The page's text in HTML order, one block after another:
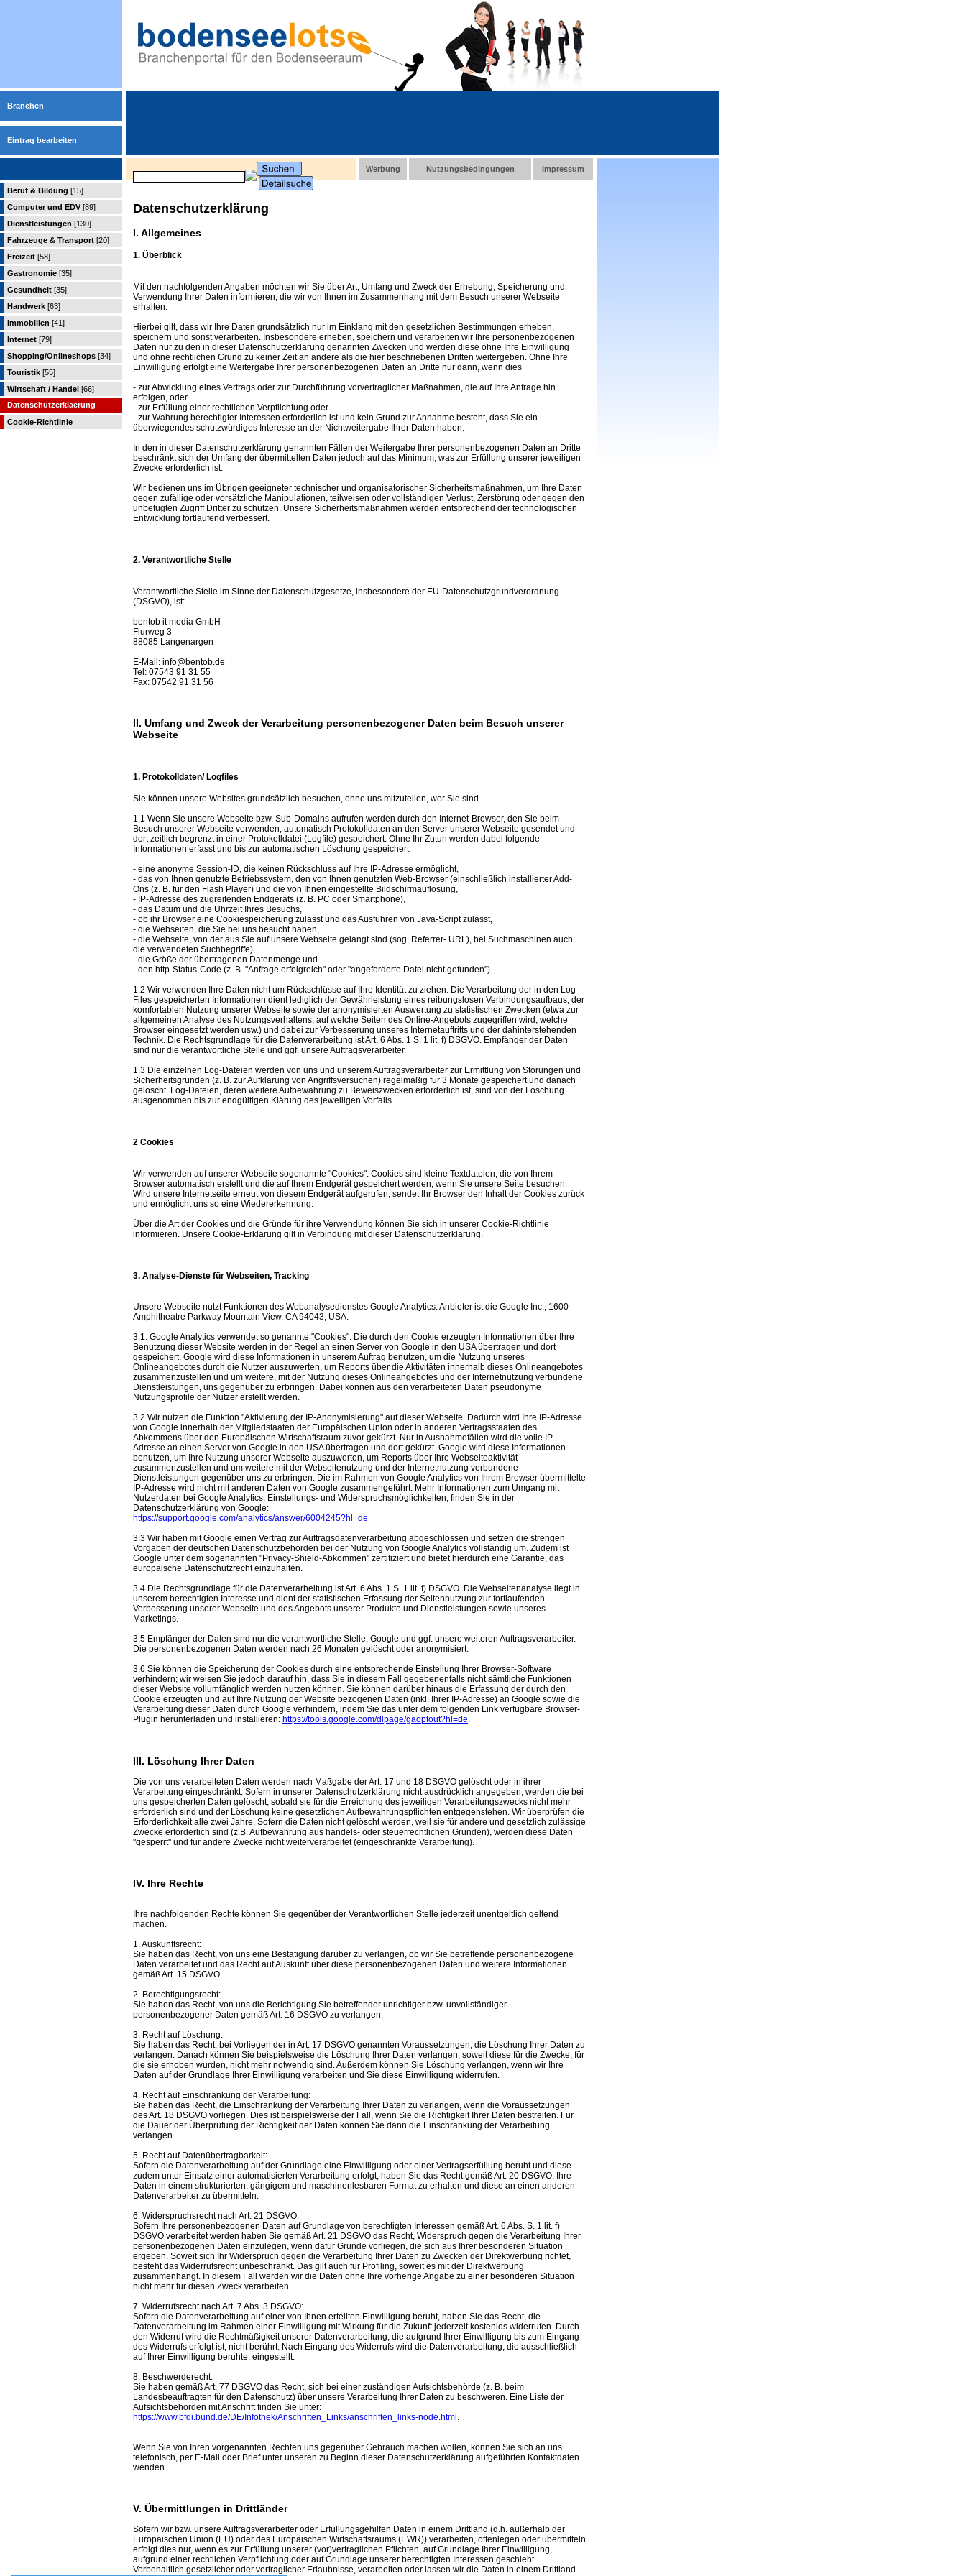
Branchen
Eintrag bearbeiten
Werbung Nutzungsbedingungen Impressum
Beruf & Bildung [15]
Computer und EDV [89]
Dienstleistungen [130]
Fahrzeuge & Transport [20]
Freizeit [58]
Gastronomie [35]
Gesundheit [35]
Handwerk [63]
Immobilien [41]
Internet [79]
Shopping/Onlineshops [34]
Touristik [55]
Wirtschaft / Handel [66]
Datenschutzerklaerung
Cookie-Richtlinie
Datenschutzerklärung
I. Allgemeines
1. Überblick
Mit den nachfolgenden Angaben möchten wir Sie über Art, Umfang und Zweck der Erhebung, Speicherung und
Verwendung Ihrer Daten informieren, die wir von Ihnen im Zusammenhang mit dem Besuch unserer Webseite
erhalten.
Hierbei gilt, dass wir Ihre Daten grundsätzlich nur im Einklang mit den gesetzlichen Bestimmungen erheben,
speichern und sonst verarbeiten. Insbesondere erheben, speichern und verarbeiten wir Ihre personenbezogenen
Daten nur zu den in dieser Datenschutzerklärung genannten Zwecken und werden diese ohne Ihre Einwilligung
und ohne rechtlichen Grund zu keiner Zeit an andere als die hier beschriebenen Dritten weitergeben. Ohne Ihre
Einwilligung erfolgt eine Weitergabe Ihrer personenbezogenen Daten an Dritte nur dann, wenn dies
- zur Abwicklung eines Vertrags oder zur Durchführung vorvertraglicher Maßnahmen, die auf Ihre Anfrage hin
erfolgen, oder
- zur Erfüllung einer rechtlichen Verpflichtung oder
- zur Wahrung berechtigter Interessen erforderlich ist und kein Grund zur Annahme besteht, dass Sie ein
überwiegendes schutzwürdiges Interesse an der Nichtweitergabe Ihrer Daten haben.
In den in dieser Datenschutzerklärung genannten Fällen der Weitergabe Ihrer personenbezogenen Daten an Dritte
beschränkt sich der Umfang der übermittelten Daten jedoch auf das Minimum, was zur Erfüllung unserer jeweiligen
Zwecke erforderlich ist.
Wir bedienen uns im Übrigen geeigneter technischer und organisatorischer Sicherheitsmaßnahmen, um Ihre Daten
gegen zufällige oder vorsätzliche Manipulationen, teilweisen oder vollständigen Verlust, Zerstörung oder gegen den
unbefugten Zugriff Dritter zu schützen. Unsere Sicherheitsmaßnahmen werden entsprechend der technologischen
Entwicklung fortlaufend verbessert.
2. Verantwortliche Stelle
Verantwortliche Stelle im Sinne der Datenschutzgesetze, insbesondere der EU-Datenschutzgrundverordnung
(DSGVO), ist:
bentob it media GmbH
Flurweg 3
88085 Langenargen
E-Mail: info@bentob.de
Tel: 07543 91 31 55
Fax: 07542 91 31 56
II. Umfang und Zweck der Verarbeitung personenbezogener Daten beim Besuch unserer
Webseite
1. Protokolldaten/ Logfiles
Sie können unsere Websites grundsätzlich besuchen, ohne uns mitzuteilen, wer Sie sind.
1.1 Wenn Sie unsere Webseite bzw. Sub-Domains aufrufen werden durch den Internet-Browser, den Sie beim
Besuch unserer Webseite verwenden, automatisch Protokolldaten an den Server unserer Webseite gesendet und
dort zeitlich begrenzt in einer Protokolldatei (Logfile) gespeichert. Ohne Ihr Zutun werden dabei folgende
Informationen erfasst und bis zur automatischen Löschung gespeichert:
- eine anonyme Session-ID, die keinen Rückschluss auf Ihre IP-Adresse ermöglicht,
- das von Ihnen genutzte Betriebssystem, den von Ihnen genutzten Web-Browser (einschließlich installierter Add-
Ons (z. B. für den Flash Player) und die von Ihnen eingestellte Bildschirmauflösung,
- IP-Adresse des zugreifenden Endgeräts (z. B. PC oder Smartphone),
- das Datum und die Uhrzeit Ihres Besuchs,
- ob ihr Browser eine Cookiespeicherung zulässt und das Ausführen von Java-Script zulässt,
- die Webseiten, die Sie bei uns besucht haben,
- die Webseite, von der aus Sie auf unsere Webseite gelangt sind (sog. Referrer- URL), bei Suchmaschinen auch
die verwendeten Suchbegriffe),
- die Größe der übertragenen Datenmenge und
- den http-Status-Code (z. B. "Anfrage erfolgreich" oder "angeforderte Datei nicht gefunden").
1.2 Wir verwenden Ihre Daten nicht um Rückschlüsse auf Ihre Identität zu ziehen. Die Verarbeitung der in den Log-
Files gespeicherten Informationen dient lediglich der Gewährleistung eines reibungslosen Verbindungsaufbaus, der
komfortablen Nutzung unserer Webseite sowie der anonymisierten Auswertung zu statistischen Zwecken (etwa zur
allgemeinen Analyse des Nutzungsverhaltens, auf welche Seiten des Online-Angebots zugegriffen wird, welche
Browser eingesetzt werden usw.) und dabei zur Verbesserung unseres Internetauftritts und der dahinterstehenden
Technik. Die Rechtsgrundlage für die Datenverarbeitung ist Art. 6 Abs. 1 S. 1 lit. f) DSGVO. Empfänger der Daten
sind nur die verantwortliche Stelle und ggf. unsere Auftragsverarbeiter.
1.3 Die einzelnen Log-Dateien werden von uns und unserem Auftragsverarbeiter zur Ermittlung von Störungen und
Sicherheitsgründen (z. B. zur Aufklärung von Angriffsversuchen) regelmäßig für 3 Monate gespeichert und danach
gelöscht. Log-Dateien, deren weitere Aufbewahrung zu Beweiszwecken erforderlich ist, sind von der Löschung
ausgenommen bis zur endgültigen Klärung des jeweiligen Vorfalls.
2 Cookies
Wir verwenden auf unserer Webseite sogenannte "Cookies". Cookies sind kleine Textdateien, die von Ihrem
Browser automatisch erstellt und die auf Ihrem Endgerät gespeichert werden, wenn Sie unsere Seite besuchen.
Wird unsere Internetseite erneut von diesem Endgerät aufgerufen, sendet Ihr Browser den Inhalt der Cookies zurück
und ermöglicht uns so eine Wiedererkennung.
Über die Art der Cookies und die Gründe für ihre Verwendung können Sie sich in unserer Cookie-Richtlinie
informieren. Unsere Cookie-Erklärung gilt in Verbindung mit dieser Datenschutzerklärung.
3. Analyse-Dienste für Webseiten, Tracking
Unsere Webseite nutzt Funktionen des Webanalysedienstes Google Analytics. Anbieter ist die Google Inc., 1600
Amphitheatre Parkway Mountain View, CA 94043, USA.
3.1. Google Analytics verwendet so genannte "Cookies". Die durch den Cookie erzeugten Informationen über Ihre
Benutzung dieser Website werden in der Regel an einen Server von Google in den USA übertragen und dort
gespeichert. Google wird diese Informationen in unserem Auftrag benutzen, um die Nutzung unseres
Onlineangebotes durch die Nutzer auszuwerten, um Reports über die Aktivitäten innerhalb dieses Onlineangebotes
zusammenzustellen und um weitere, mit der Nutzung dieses Onlineangebotes und der Internetnutzung verbundene
Dienstleistungen, uns gegenüber zu erbringen. Dabei können aus den verarbeiteten Daten pseudonyme
Nutzungsprofile der Nutzer erstellt werden.
3.2 Wir nutzen die Funktion "Aktivierung der IP-Anonymisierung" auf dieser Webseite. Dadurch wird Ihre IP-Adresse
von Google innerhalb der Mitgliedstaaten der Europäischen Union oder in anderen Vertragsstaaten des
Abkommens über den Europäischen Wirtschaftsraum zuvor gekürzt. Nur in Ausnahmefällen wird die volle IP-
Adresse an einen Server von Google in den USA übertragen und dort gekürzt. Google wird diese Informationen
benutzen, um Ihre Nutzung unserer Webseite auszuwerten, um Reports über Ihre Webseiteaktivität
zusammenzustellen und um weitere mit der Webseitenutzung und der Internetnutzung verbundene
Dienstleistungen gegenüber uns zu erbringen. Die im Rahmen von Google Analytics von Ihrem Browser übermittelte
IP-Adresse wird nicht mit anderen Daten von Google zusammengeführt. Mehr Informationen zum Umgang mit
Nutzerdaten bei Google Analytics, Einstellungs- und Widerspruchsmöglichkeiten, finden Sie in der
Datenschutzerklärung von Google:
https://support.google.com/analytics/answer/6004245?hl=de
3.3 Wir haben mit Google einen Vertrag zur Auftragsdatenverarbeitung abgeschlossen und setzen die strengen
Vorgaben der deutschen Datenschutzbehörden bei der Nutzung von Google Analytics vollständig um. Zudem ist
Google unter dem sogenannten "Privacy-Shield-Abkommen" zertifiziert und bietet hierdurch eine Garantie, das
europäische Datenschutzrecht einzuhalten.
3.4 Die Rechtsgrundlage für die Datenverarbeitung ist Art. 6 Abs. 1 S. 1 lit. f) DSGVO. Die Webseitenanalyse liegt in
unserem berechtigten Interesse und dient der statistischen Erfassung der Seitennutzung zur fortlaufenden
Verbesserung unserer Webseite und des Angebots unserer Produkte und Dienstleistungen sowie unseres
Marketings.
3.5 Empfänger der Daten sind nur die verantwortliche Stelle, Google und ggf. unsere weiteren Auftragsverarbeiter.
Die personenbezogenen Daten werden nach 26 Monaten gelöscht oder anonymisiert.
3.6 Sie können die Speicherung der Cookies durch eine entsprechende Einstellung Ihrer Browser-Software
verhindern; wir weisen Sie jedoch darauf hin, dass Sie in diesem Fall gegebenenfalls nicht sämtliche Funktionen
dieser Website vollumfänglich werden nutzen können. Sie können darüber hinaus die Erfassung der durch den
Cookie erzeugten und auf Ihre Nutzung der Website bezogenen Daten (inkl. Ihrer IP-Adresse) an Google sowie die
Verarbeitung dieser Daten durch Google verhindern, indem Sie das unter dem folgenden Link verfügbare Browser-
Plugin herunterladen und installieren: https://tools.google.com/dlpage/gaoptout?hl=de.
III. Löschung Ihrer Daten
Die von uns verarbeiteten Daten werden nach Maßgabe der Art. 17 und 18 DSGVO gelöscht oder in ihrer
Verarbeitung eingeschränkt. Sofern in unserer Datenschutzerklärung nicht ausdrücklich angegeben, werden die bei
uns gespeicherten Daten gelöscht, sobald sie für die Erreichung des jeweiligen Verarbeitungszwecks nicht mehr
erforderlich sind und der Löschung keine gesetzlichen Aufbewahrungspflichten entgegenstehen. Wir überprüfen die
Erforderlichkeit alle zwei Jahre. Sofern die Daten nicht gelöscht werden, weil sie für andere und gesetzlich zulässige
Zwecke erforderlich sind (z.B. Aufbewahrung aus handels- oder steuerrechtlichen Gründen), werden diese Daten
"gesperrt" und für andere Zwecke nicht weiterverarbeitet (eingeschränkte Verarbeitung).
IV. Ihre Rechte
Ihre nachfolgenden Rechte können Sie gegenüber der Verantwortlichen Stelle jederzeit unentgeltlich geltend
machen.
1. Auskunftsrecht:
Sie haben das Recht, von uns eine Bestätigung darüber zu verlangen, ob wir Sie betreffende personenbezogene
Daten verarbeitet und das Recht auf Auskunft über diese personenbezogenen Daten und weitere Informationen
gemäß Art. 15 DSGVO.
2. Berechtigungsrecht:
Sie haben das Recht, von uns die Berichtigung Sie betreffender unrichtiger bzw. unvollständiger
personenbezogener Daten gemäß Art. 16 DSGVO zu verlangen.
3. Recht auf Löschung:
Sie haben das Recht, bei Vorliegen der in Art. 17 DSGVO genannten Voraussetzungen, die Löschung Ihrer Daten zu
verlangen. Danach können Sie beispielsweise die Löschung Ihrer Daten verlangen, soweit diese für die Zwecke, für
die sie erhoben wurden, nicht mehr notwendig sind. Außerdem können Sie Löschung verlangen, wenn wir Ihre
Daten auf der Grundlage Ihrer Einwilligung verarbeiten und Sie diese Einwilligung widerrufen.
4. Recht auf Einschränkung der Verarbeitung:
Sie haben das Recht, die Einschränkung der Verarbeitung Ihrer Daten zu verlangen, wenn die Voraussetzungen
des Art. 18 DSGVO vorliegen. Dies ist beispielsweise der Fall, wenn Sie die Richtigkeit Ihrer Daten bestreiten. Für
die Dauer der Überprüfung der Richtigkeit der Daten können Sie dann die Einschränkung der Verarbeitung
verlangen.
5. Recht auf Datenübertragbarkeit:
Sofern die Datenverarbeitung auf der Grundlage eine Einwilligung oder einer Vertragserfüllung beruht und diese
zudem unter Einsatz einer automatisierten Verarbeitung erfolgt, haben Sie das Recht gemäß Art. 20 DSGVO, Ihre
Daten in einem strukturierten, gängigem und maschinenlesbaren Format zu erhalten und diese an einen anderen
Datenverarbeiter zu übermitteln.
6. Widerspruchsrecht nach Art. 21 DSGVO:
Sofern Ihre personenbezogenen Daten auf Grundlage von berechtigten Interessen gemäß Art. 6 Abs. S. 1 lit. f)
DSGVO verarbeitet werden haben Sie gemäß Art. 21 DSGVO das Recht, Widerspruch gegen die Verarbeitung Ihrer
personenbezogenen Daten einzulegen, wenn dafür Gründe vorliegen, die sich aus Ihrer besonderen Situation
ergeben. Soweit sich Ihr Widerspruch gegen die Verarbeitung Ihrer Daten zu Zwecken der Direktwerbung richtet,
besteht das Widerrufsrecht unbeschränkt. Das gilt auch für Profiling, soweit es mit der Direktwerbung
zusammenhängt. In diesem Fall werden wir die Daten ohne Ihre vorherige Angabe zu einer besonderen Situation
nicht mehr für diesen Zweck verarbeiten.
7. Widerrufsrecht nach Art. 7 Abs. 3 DSGVO:
Sofern die Datenverarbeitung auf einer von Ihnen erteilten Einwilligung beruht, haben Sie das Recht, die
Datenverarbeitung im Rahmen einer Einwilligung mit Wirkung für die Zukunft jederzeit kostenlos widerrufen. Durch
den Widerruf wird die Rechtmäßigkeit unserer Datenverarbeitung, die aufgrund Ihrer Einwilligung bis zum Eingang
des Widerrufs erfolgt ist, nicht berührt. Nach Eingang des Widerrufs wird die Datenverarbeitung, die ausschließlich
auf Ihrer Einwilligung beruhte, eingestellt.
8. Beschwerderecht:
Sie haben gemäß Art. 77 DSGVO das Recht, sich bei einer zuständigen Aufsichtsbehörde (z. B. beim
Landesbeauftragten für den Datenschutz) über unsere Verarbeitung Ihrer Daten zu beschweren. Eine Liste der
Aufsichtsbehörden mit Anschrift finden Sie unter:
https://www.bfdi.bund.de/DE/Infothek/Anschriften_Links/anschriften_links-node.html
Wenn Sie von Ihren vorgenannten Rechten uns gegenüber Gebrauch machen wollen, können Sie sich an uns
telefonisch, per E-Mail oder Brief unter unseren zu Beginn dieser Datenschutzerklärung aufgeführten Kontaktdaten
wenden.
V. Übermittlungen in Drittländer
Sofern wir bzw. unsere Auftragsverarbeiter oder Erfüllungsgehilfen Daten in einem Drittland (d.h. außerhalb der
Europäischen Union (EU) oder des Europäischen Wirtschaftsraums (EWR)) verarbeiten, offenlegen oder übermitteln
erfolgt dies nur, wenn es zur Erfüllung unserer (vor)vertraglichen Pflichten, auf Grundlage Ihrer Einwilligung,
aufgrund einer rechtlichen Verpflichtung oder auf Grundlage unserer berechtigten Interessen geschieht.
Vorbehaltlich gesetzlicher oder vertraglicher Erlaubnisse, verarbeiten oder lassen wir die Daten in einem Drittland